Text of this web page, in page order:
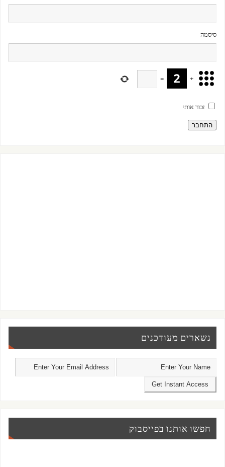
סיסמה
+
=
זכור אותי
התחבר
נשארים מעודכנים
חפשו אותנו בפייסבוק